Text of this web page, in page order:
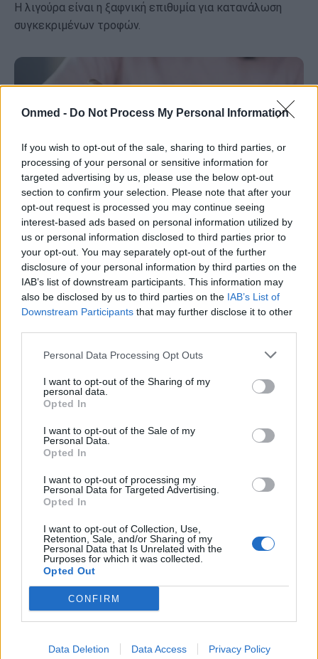
Onmed - Do Not Process My Personal Information
If you wish to opt-out of the sale, sharing to third parties, or
processing of your personal or sensitive information for
targeted advertising by us, please use the below opt-out
section to confirm your selection. Please note that after your
opt-out request is processed you may continue seeing
interest-based ads based on personal information utilized by
us or personal information disclosed to third parties prior to
your opt-out. You may separately opt-out of the further
disclosure of your personal information by third parties on the
IAB’s list of downstream participants. This information may
also be disclosed by us to third parties on the IAB’s List of
Downstream Participants that may further disclose it to other
Personal Data Processing Opt Outs
I want to opt-out of the Sharing of my
personal data.
Opted In
I want to opt-out of the Sale of my
Personal Data.
Opted In
I want to opt-out of processing my
Personal Data for Targeted Advertising.
Opted In
I want to opt-out of Collection, Use,
Retention, Sale, and/or Sharing of my
Personal Data that Is Unrelated with the
Purposes for which it was collected.
Opted Out
CONFIRM
Data Deletion Data Access Privacy Policy
Η λιγούρα είναι η ξαφνική επιθυμία για κατανάλωση
συγκεκριμένων τροφών.
Λιγούρα για αλάτι: Ποιες παθήσεις
μπορεί να υποδεικνύει (εικόνες)
Oι περισσότερες τροφές που καταναλώνουμε
περιέχουν μικρές ή μεγαλύτερες ποσότητες αλατιού.
Λιγούρα για αλάτι: Με ποιες παθήσεις
συνδέεται
Παρά το γεγονός ότι οι περισσότερες τροφές που